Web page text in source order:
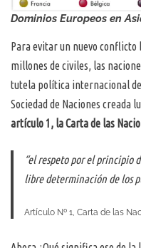
Dominios Europeos en
Para evitar un nuevo
millones de civiles, las
tutela política internacional
Sociedad de Naciones creada
artículo 1, la Carta de las
“el respeto por el principio
libre determinación de los
Artículo Nº 1, Carta de las